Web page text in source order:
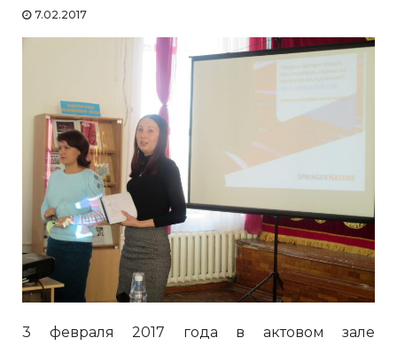
7.02.2017
3 февраля 2017 года в актовом зале